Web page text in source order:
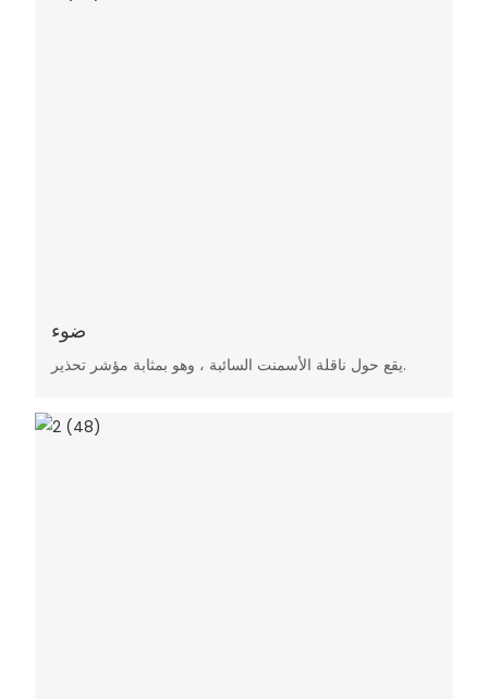
ضوء
يقع حول ناقلة الأسمنت السائبة ، وهو بمثابة مؤشر تحذير.